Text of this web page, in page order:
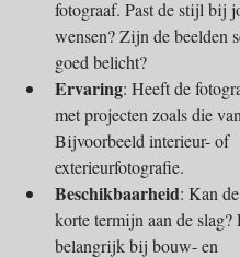
fotograaf. Past de stijl bij
wensen? Zijn de beelden
goed belicht?
Ervaring: Heeft de
met projecten zoals die
Bijvoorbeeld interieur- of
exterieurfotografie.
Beschikbaarheid: Kan
korte termijn aan de
belangrijk bij bouw- en